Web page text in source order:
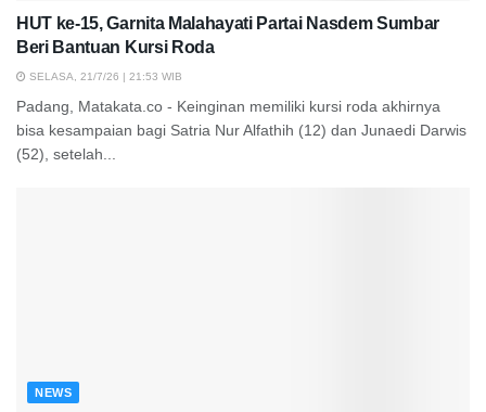
HUT ke-15, Garnita Malahayati Partai Nasdem Sumbar
Beri Bantuan Kursi Roda
SELASA, 21/7/26 | 21:53 WIB
Padang, Matakata.co - Keinginan memiliki kursi roda akhirnya
bisa kesampaian bagi Satria Nur Alfathih (12) dan Junaedi Darwis
(52), setelah...
NEWS